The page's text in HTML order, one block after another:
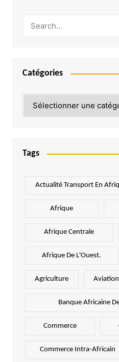
Catégories
Tags
Actualité Transport En
Afrique
Afrique Centrale
Afrique De L'Ouest.
Agriculture Aviation
Banque Africaine
Commerce
Commerce Intra-Africain